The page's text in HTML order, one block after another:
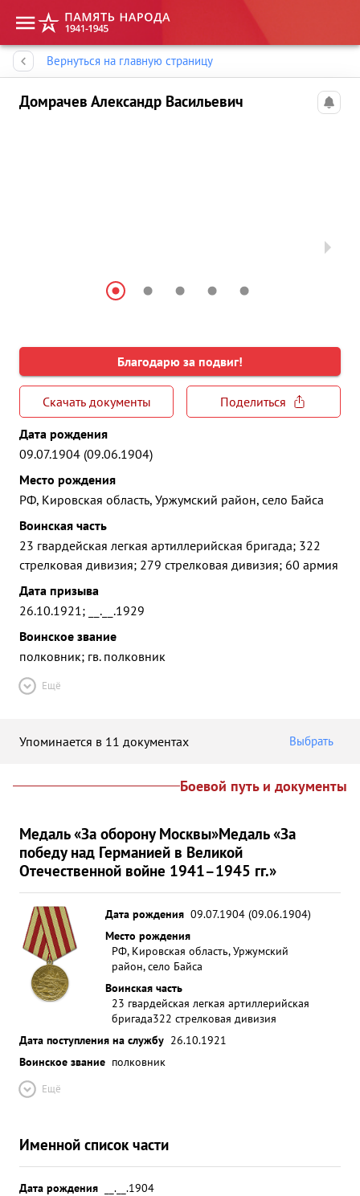
Вернуться на главную страницу
Домрачев Александр Васильевич
Благодарю за подвиг!
Скачать документы
Поделиться
Дата рождения
09.07.1904 (09.06.1904)
Место рождения
РФ, Кировская область, Уржумский район, село Байса
Воинская часть
23 гвардейская легкая артиллерийская бригада; 322
стрелковая дивизия; 279 стрелковая дивизия; 60 армия
Дата призыва
26.10.1921; __.__.1929
Воинское звание
полковник; гв. полковник
Ещё
Упоминается в 11 документах Выбрать
Боевой путь и документы
Медаль «За оборону Москвы»Медаль «За
победу над Германией в Великой
Отечественной войне 1941–1945 гг.»
Дата рождения 09.07.1904 (09.06.1904)
Место рождения
РФ, Кировская область, Уржумский
район, село Байса
Воинская часть
23 гвардейская легкая артиллерийская
бригада322 стрелковая дивизия
Дата поступления на службу 26.10.1921
Воинское звание полковник
Ещё
Именной список части
Дата рождения
__.__.1904
Память народа